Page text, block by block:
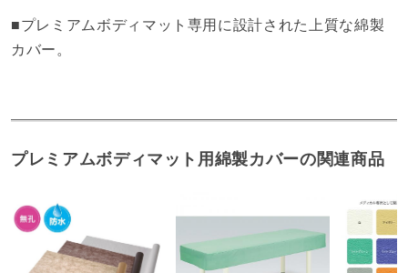
■プレミアムボディマット専用に設計された上質な綿製
カバー。
プレミアムボディマット用綿製カバーの関連商品